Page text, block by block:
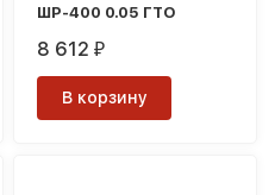
ШР-400 0.05 ГТО
8 612₽
В корзину